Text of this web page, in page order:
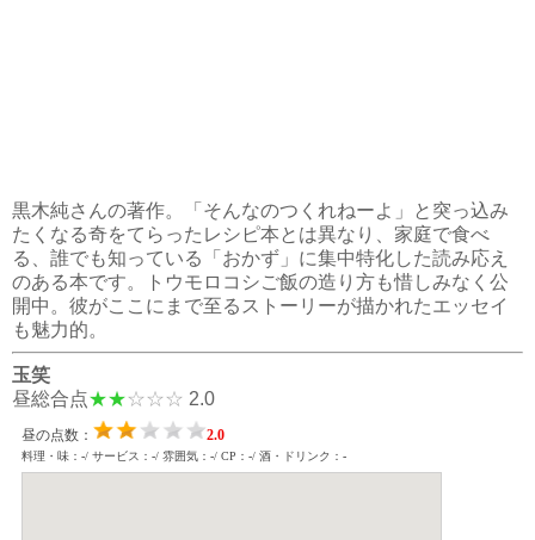
黒木純さんの著作。「そんなのつくれねーよ」と突っ込み
たくなる奇をてらったレシピ本とは異なり、家庭で食べ
る、誰でも知っている「おかず」に集中特化した読み応え
のある本です。トウモロコシご飯の造り方も惜しみなく公
開中。彼がここにまで至るストーリーが描かれたエッセイ
も魅力的。
玉笑
昼総合点★★☆☆☆ 2.0